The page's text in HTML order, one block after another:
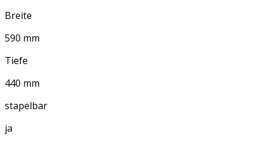
Breite
590 mm
Tiefe
440 mm
stapelbar
ja